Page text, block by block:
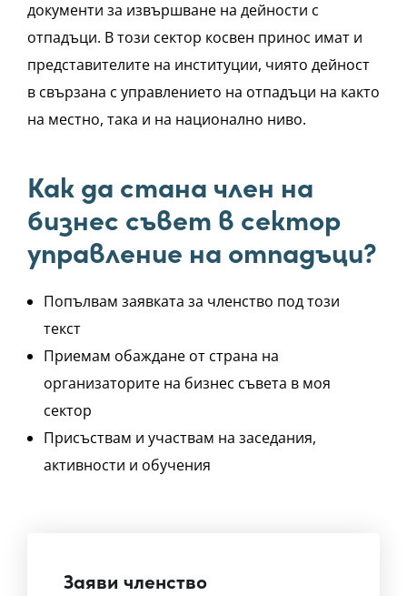
документи за извършване на дейности с
отпадъци. В този сектор косвен принос имат и
представителите на институции, чиято дейност
в свързана с управлението на отпадъци на както
на местно, така и на национално ниво.
Как да стана член на
бизнес съвет в сектор
управление на отпадъци?
Попълвам заявката за членство под този
текст
Приемам обаждане от страна на
организаторите на бизнес съвета в моя
сектор
Присъствам и участвам на заседания,
активности и обучения
Заяви членство